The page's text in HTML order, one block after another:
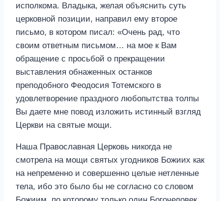
исполкома. Владыка, желая объяснить суть
церковной позиции, направил ему второе
письмо, в котором писал: «Очень рад, что
своим ответным письмом… на мое к Вам
обращение с просьбой о прекращении
выставления обнаженных останков
преподобного Феодосия Тотемского в
удовлетворение праздного любопытства толпы
Вы даете мне повод изложить истинный взгляд
Церкви на святые мощи.
Наша Православная Церковь никогда не
смотрела на мощи святых угодников Божиих как
на непременно и совершенно целые нетленные
тела, ибо это было бы не согласно со словом